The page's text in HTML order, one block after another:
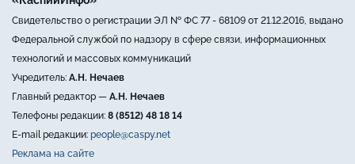
Свидетельство о регистрации ЭЛ № ФС 77 - 68109 от 21.12.2016, выдано
Федеральной службой по надзору в сфере связи, информационных
технологий и массовых коммуникаций
Учредитель: А.Н. Нечаев
Главный редактор — А.Н. Нечаев
Телефоны редакции: 8 (8512) 48 18 14
E-mail редакции: people@caspy.net
Реклама на сайте